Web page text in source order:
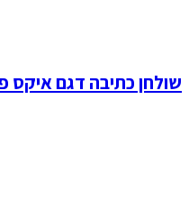
שולחן כתיבה דגם איקס